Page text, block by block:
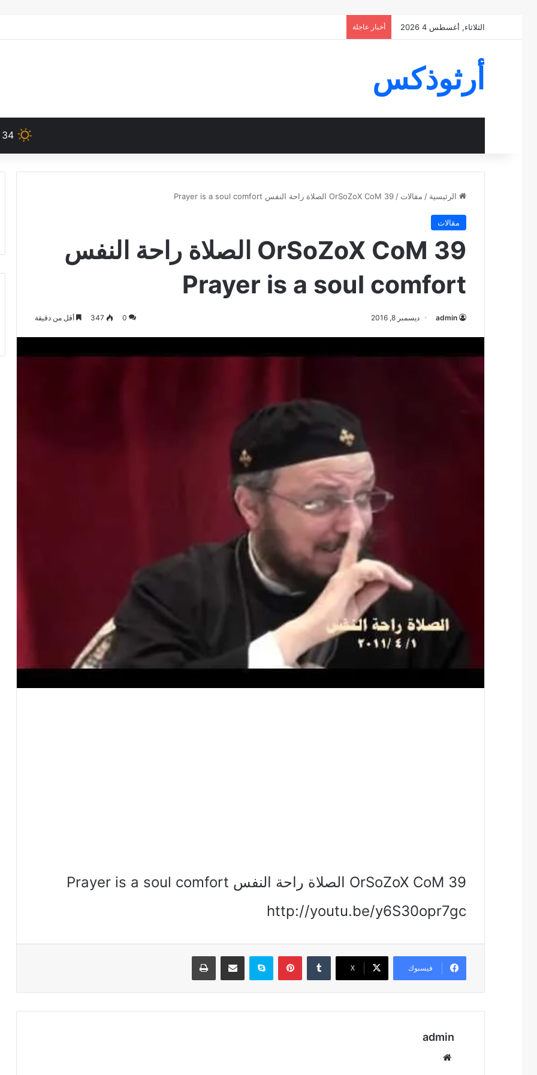
الثلاثاء, أغسطس 4 2026 أخبار عاجلة
أرثوذكس
34
الرئيسية / مقالات / OrSoZoX CoM 39 الصلاة راحة النفس Prayer is a soul comfort
مقالات
OrSoZoX CoM 39 الصلاة راحة النفس
Prayer is a soul comfort
admin ديسمبر 8, 2016 0
347 أقل من دقيقة
OrSoZoX CoM 39 الصلاة راحة النفس Prayer is a soul comfort
http://youtu.be/y6S30opr7gc
فيسبوك ‫X
بينتيريستسكايب مشاركة عبر البريد طباعة
admin